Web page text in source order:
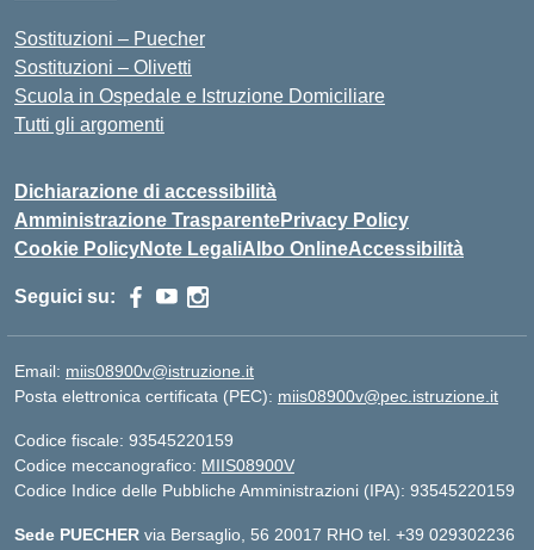
Sostituzioni – Puecher
Sostituzioni – Olivetti
Scuola in Ospedale e Istruzione Domiciliare
Tutti gli argomenti
Dichiarazione di accessibilità
Amministrazione TrasparentePrivacy Policy
Cookie PolicyNote LegaliAlbo OnlineAccessibilità
Seguici su:
Email: miis08900v@istruzione.it
Posta elettronica certificata (PEC): miis08900v@pec.istruzione.it
Codice fiscale: 93545220159
Codice meccanografico: MIIS08900V
Codice Indice delle Pubbliche Amministrazioni (IPA): 93545220159
Sede PUECHER via Bersaglio, 56 20017 RHO tel. +39 029302236